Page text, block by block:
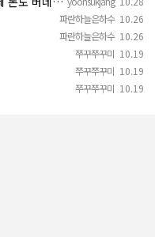
파란하늘은하수 10.26
파란하늘은하수 10.26
쭈꾸쭈꾸미 10.19
쭈꾸쭈꾸미 10.19
쭈꾸쭈꾸미 10.19